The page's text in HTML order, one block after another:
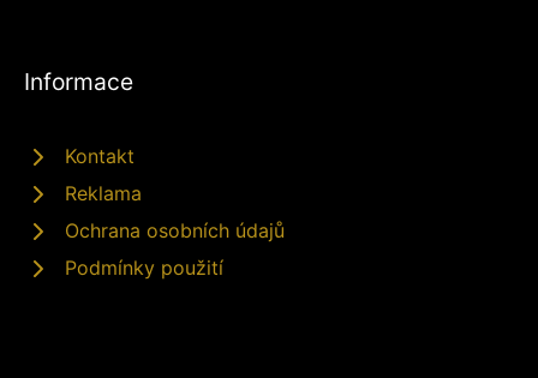
Informace
Kontakt
Reklama
Ochrana osobních údajů
Podmínky použití